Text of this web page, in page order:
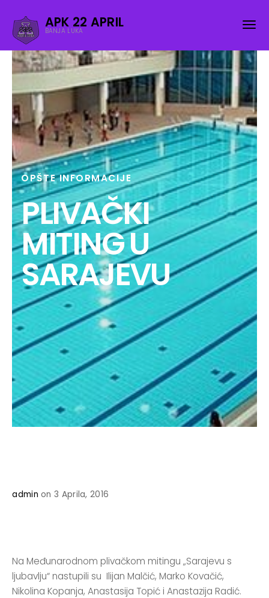
APK 22 APRIL
BANJA LUKA
OPŠTE INFORMACIJE
PLIVAČKI
MITING U
SARAJEVU
admin on 3 Aprila, 2016
Na Međunarodnom plivačkom mitingu „Sarajevu s
ljubavlju“ nastupili su Ilijan Malčić, Marko Kovačić,
Nikolina Kopanja, Anastasija Topić i Anastazija Radić.